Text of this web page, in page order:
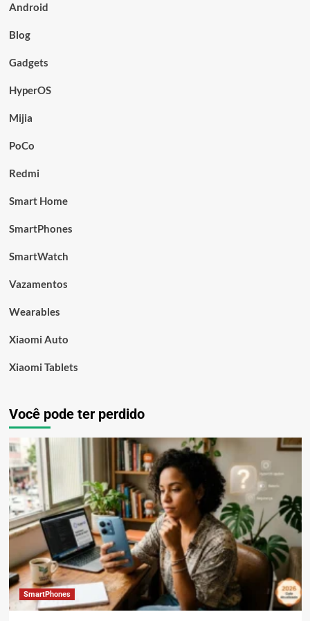
Android
Blog
Gadgets
HyperOS
Mijia
PoCo
Redmi
Smart Home
SmartPhones
SmartWatch
Vazamentos
Wearables
Xiaomi Auto
Xiaomi Tablets
Você pode ter perdido
SmartPhones